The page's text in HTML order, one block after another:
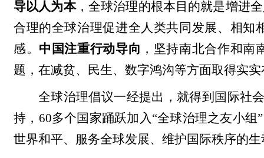
导以人为本，全球治理的根本目的就是增进
合理的全球治理促进全人类共同发展、相知
感。 中国注重行动导向 ，坚持南北合作和
题，在减贫、民生、数字鸿沟等方面取得实
全球治理倡议一经提出，就得到国际社
持，60多个国家踊跃加入“全球治理之友小
世界和平、服务全球发展、维护国际秩序的生